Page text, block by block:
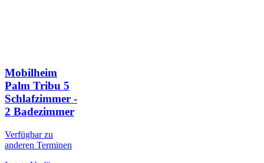
Mobilheim
Palm Tribu 5
Schlafzimmer -
2 Badezimmer
Verfügbar zu
anderen Terminen